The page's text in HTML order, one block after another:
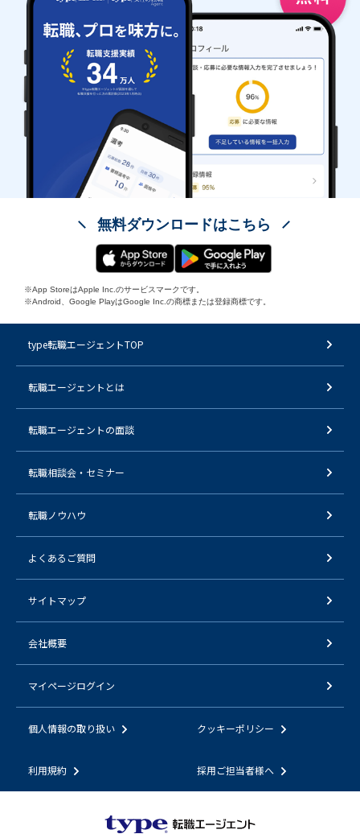
無料ダウンロードはこちら
※App StoreはApple Inc.のサービスマークです。
※Android、Google PlayはGoogle Inc.の商標または登録商標です。
type転職エージェントTOP
転職エージェントとは
転職エージェントの面談
転職相談会・セミナー
転職ノウハウ
よくあるご質問
サイトマップ
会社概要
マイページログイン
個人情報の取り扱い クッキーポリシー
利用規約 採用ご担当者様へ